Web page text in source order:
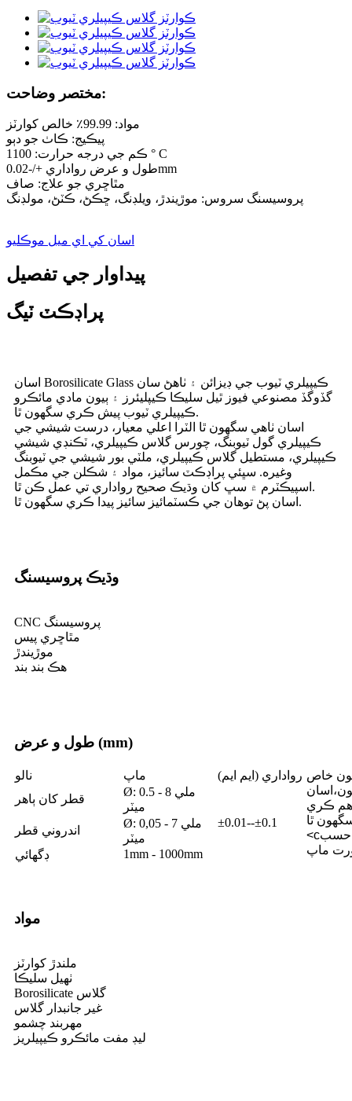
مختصر وضاحت:
مواد: 99.99٪ خالص کوارٽز
پيڪيج: ڪاٺ جو دٻو
ڪم جي درجه حرارت: 1100 ° C
طول و عرض رواداري +/-0.02mm
مٿاڇري جو علاج: صاف
پروسيسنگ سروس: موڙيندڙ، ويلڊنگ، ڇڪڻ، ڪٽڻ، مولڊنگ
اسان کي اي ميل موڪليو
پيداوار جي تفصيل
پراڊڪٽ ٽيگ
اسان Borosilicate Glass ڪيپيلري ٽيوب جي ڊيزائن ۽ ٺاھڻ سان
گڏوگڏ مصنوعي فيوز ٿيل سليڪا ڪيپليئرز ۽ ٻيون مادي مائڪرو
ڪيپيلري ٽيوب پيش ڪري سگھون ٿا.
اسان ٺاهي سگهون ٿا الٽرا اعلي معيار، درست شيشي جي
ڪيپيلري گول ٽيوبنگ، چورس گلاس ڪيپيلري، ٽڪنڊي شيشي
ڪيپيلري، مستطيل گلاس ڪيپيلري، ملٽي بور شيشي جي ٽيوبنگ
وغيره. سڀئي پراڊڪٽ سائيز، مواد ۽ شڪلن جي مڪمل
اسپيڪٽرم ۾ سڀ کان وڌيڪ صحيح رواداري تي عمل ڪن ٿا.
اسان پڻ توهان جي ڪسٽمائيز سائيز پيدا ڪري سگهون ٿا.
وڌيڪ پروسيسنگ
CNC پروسيسنگ
مٿاڇري پيس
موڙيندڙ
هڪ بند بند
طول و عرض (mm)
نالو ماپ رواداري (ايم ايم) خاص
اسان
ڪري
ٿا
<cحسب
قطر کان ٻاهر
Ø: 0.5 - 8 ملي
ميٽر
±0.01--±0.1
اندروني قطر
Ø: 0,05 - 7 ملي
ميٽر
ڊگھائي
1mm - 1000mm
مواد
ملندڙ کوارٽز
ٺهيل سليڪا
Borosilicate گلاس
غير جانبدار گلاس
مهربند چشمو
ليڊ مفت مائڪرو ڪيپيلريز